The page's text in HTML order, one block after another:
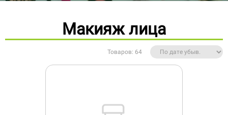
Макияж лица
Товаров: 64